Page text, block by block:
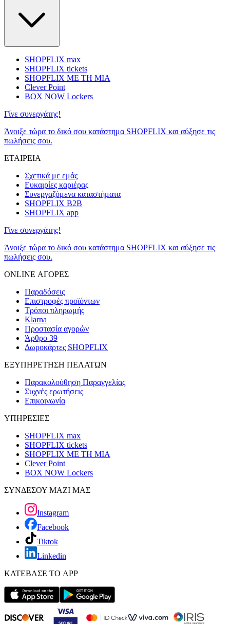
SHOPFLIX max
SHOPFLIX tickets
SHOPFLIX ΜΕ ΤΗ ΜΙΑ
Clever Point
BOX NOW Lockers
Γίνε συνεργάτης!
Άνοιξε τώρα το δικό σου κατάστημα SHOPFLIX και αύξησε τις
πωλήσεις σου.
ΕΤΑΙΡΕΙΑ
Σχετικά με εμάς
Ευκαιρίες καριέρας
Συνεργαζόμενα καταστήματα
SHOPFLIX B2B
SHOPFLIX app
Γίνε συνεργάτης!
Άνοιξε τώρα το δικό σου κατάστημα SHOPFLIX και αύξησε τις
πωλήσεις σου.
ONLINE ΑΓΟΡΕΣ
Παραδόσεις
Επιστροφές προϊόντων
Τρόποι πληρωμής
Klarna
Προστασία αγορών
Άρθρο 39
Δωροκάρτες SHOPFLIX
ΕΞΥΠΗΡΕΤΗΣΗ ΠΕΛΑΤΩΝ
Παρακολούθηση Παραγγελίας
Συχνές ερωτήσεις
Επικοινωνία
ΥΠΗΡΕΣΙΕΣ
SHOPFLIX max
SHOPFLIX tickets
SHOPFLIX ΜΕ ΤΗ ΜΙΑ
Clever Point
BOX NOW Lockers
ΣΥΝΔΕΣΟΥ ΜΑΖΙ ΜΑΣ
Instagram
Facebook
Tiktok
Linkedin
ΚΑΤΕΒΑΣΕ ΤΟ APP